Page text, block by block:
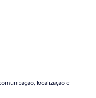
localização e